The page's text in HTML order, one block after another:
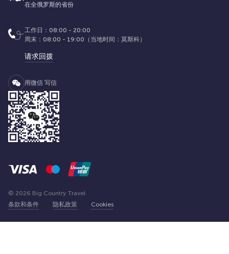
在全俄罗斯的省份
工作日：08:00 - 20:00
周末：08:00 - 19:00（当地时间：莫斯科）
请求回拨
用微信 写信
条款和条件 隐私政策 Cookies
© 2026 Big Country Travel